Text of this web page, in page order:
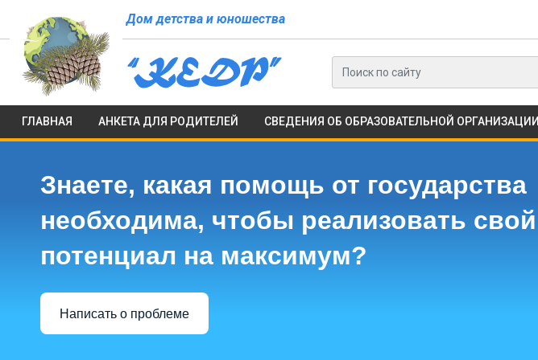
Дом детства и юношества
ГЛАВНАЯ АНКЕТА ДЛЯ РОДИТЕЛЕЙ СВЕДЕНИЯ ОБ ОБРАЗОВАТЕЛЬНОЙ ОРГАНИЗАЦИИ
Знаете, какая помощь от государства
необходима, чтобы реализовать свой
потенциал на максимум?
Написать о проблеме